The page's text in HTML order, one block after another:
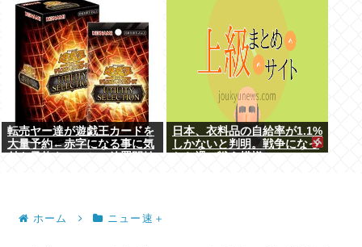
転売ヤー達が遊戯王カードを
大量予約←赤字になる事に気
日本、衣料品の自給率が1.1%
しかないと判明。戦争になっ
ホーム ニュー速＋